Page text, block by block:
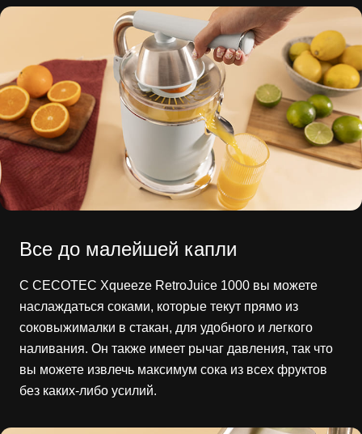
Все до малейшей капли
С CECOTEC Xqueeze RetroJuice 1000 вы можете
наслаждаться соками, которые текут прямо из
соковыжималки в стакан, для удобного и легкого
наливания. Он также имеет рычаг давления, так что
вы можете извлечь максимум сока из всех фруктов
без каких-либо усилий.